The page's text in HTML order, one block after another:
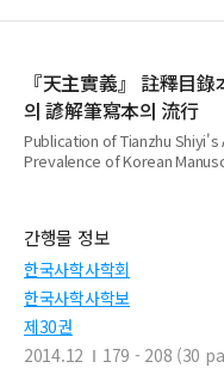
『天主實義』 註釋目
의 諺解筆寫本의 流行
Publication of Tianzhu
Prevalence of Korean
간행물 정보
한국사학사학회
한국사학사학보
제30권
2014.12
179 - 208 (30